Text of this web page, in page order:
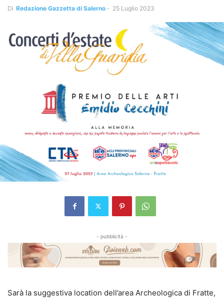
Di Redazione Gazzetta di Salerno - 25 Luglio 2023
- pubblicità -
Sarà la suggestiva location dell’area Archeologica di Fratte,